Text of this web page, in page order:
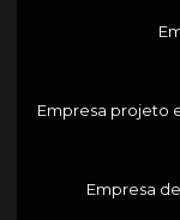
Empresa projeto
Empresa